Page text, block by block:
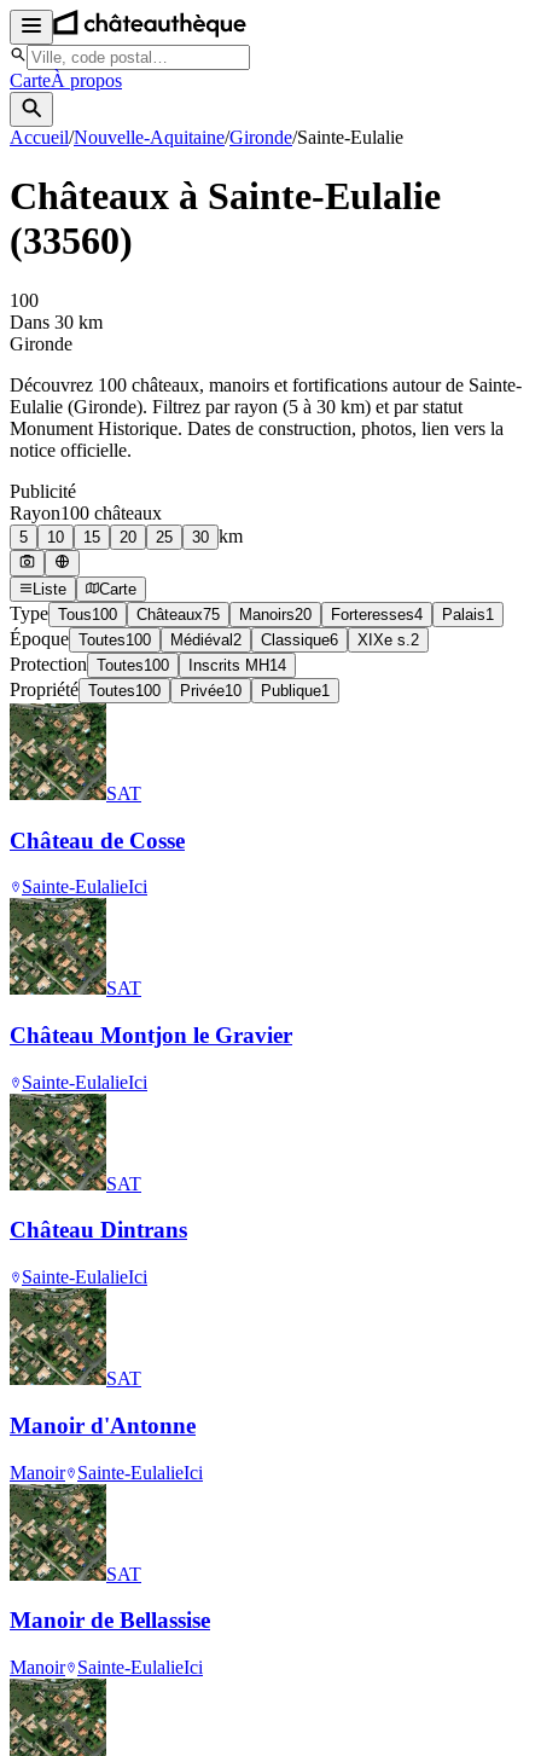
CarteÀ propos
Accueil/Nouvelle-Aquitaine/Gironde/Sainte-Eulalie
Châteaux à Sainte-Eulalie
(33560)
100
Dans 30 km
Gironde
Découvrez 100 châteaux, manoirs et fortifications autour de Sainte-
Eulalie (Gironde). Filtrez par rayon (5 à 30 km) et par statut
Monument Historique. Dates de construction, photos, lien vers la
notice officielle.
Publicité
Rayon100 châteaux
5 10 15 20 25 30 km
Liste Carte
Type Tous100 Châteaux75 Manoirs20 Forteresses4 Palais1
Époque Toutes100 Médiéval 2 Classique6 XIXe s. 2
Protection Toutes100 Inscrits MH14
Propriété Toutes100 Privée10 Publique1
SAT
Château de Cosse
Sainte-EulalieIci
SAT
Château Montjon le Gravier
Sainte-EulalieIci
SAT
Château Dintrans
Sainte-EulalieIci
SAT
Manoir d'Antonne
Manoir Sainte-EulalieIci
SAT
Manoir de Bellassise
Manoir Sainte-EulalieIci